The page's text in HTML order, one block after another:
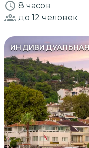
8 часов
до 12 человек
ИНДИВИДУАЛЬНАЯ